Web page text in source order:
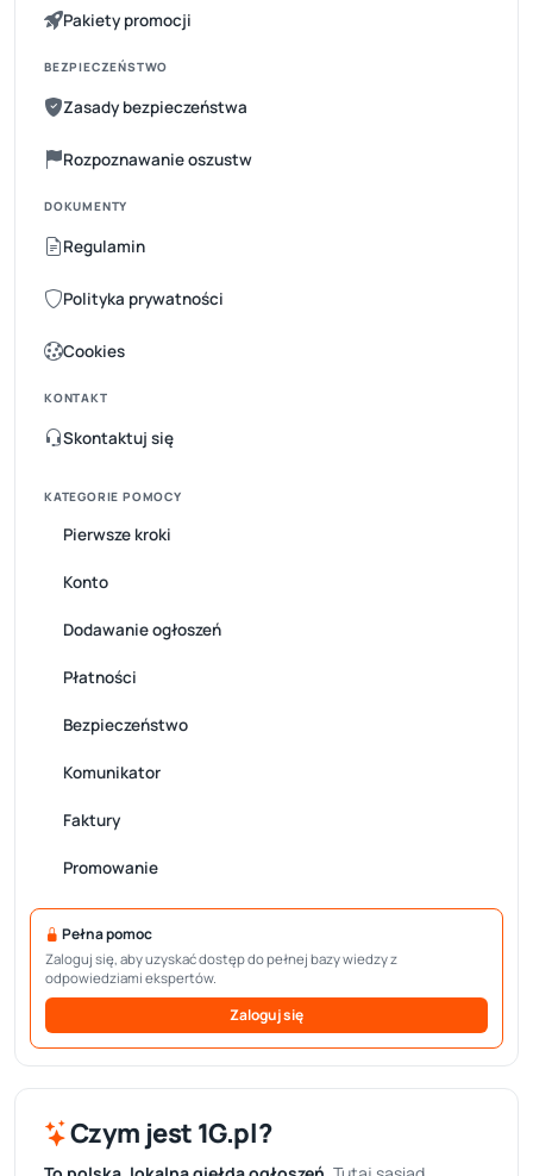
Pakiety promocji
BEZPIECZEŃSTWO
Zasady bezpieczeństwa
Rozpoznawanie oszustw
DOKUMENTY
Regulamin
Polityka prywatności
Cookies
KONTAKT
Skontaktuj się
KATEGORIE POMOCY
Pierwsze kroki
Konto
Dodawanie ogłoszeń
Płatności
Bezpieczeństwo
Komunikator
Faktury
Promowanie
Pełna pomoc
Zaloguj się, aby uzyskać dostęp do pełnej bazy wiedzy z
odpowiedziami ekspertów.
Zaloguj się
Czym jest 1G.pl?